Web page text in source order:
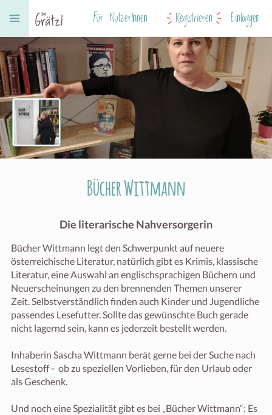
Für NutzerInnen Registrieren Einloggen
Bücher Wittmann
Die literarische Nahversorgerin
Bücher Wittmann legt den Schwerpunkt auf neuere
österreichische Literatur, natürlich gibt es Krimis, klassische
Literatur, eine Auswahl an englischsprachigen Büchern und
Neuerscheinungen zu den brennenden Themen unserer
Zeit. Selbstverständlich finden auch Kinder und Jugendliche
passendes Lesefutter. Sollte das gewünschte Buch gerade
nicht lagernd sein, kann es jederzeit bestellt werden.
Inhaberin Sascha Wittmann berät gerne bei der Suche nach
Lesestoff -  ob zu speziellen Vorlieben, für den Urlaub oder
als Geschenk.
Und noch eine Spezialität gibt es bei „Bücher Wittmann“: Es